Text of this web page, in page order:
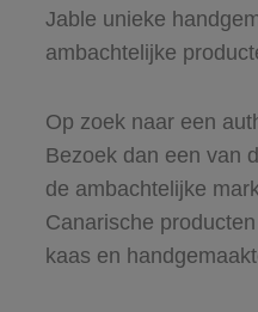
Jable unieke
ambachtelijke
Op zoek naar een
Bezoek dan een van
de ambachtelijke
Canarische
kaas en